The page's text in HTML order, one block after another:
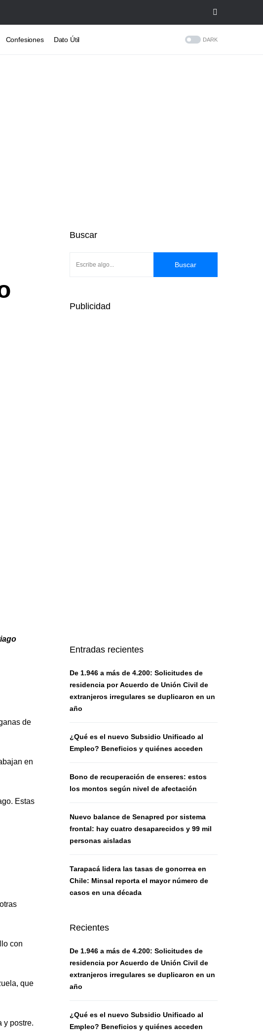
Confesiones Dato Útil DARK
de
en
Estas
con
que
y postre.
Buscar
Buscar
Publicidad
Entradas recientes
De 1.946 a más de 4.200: Solicitudes de
residencia por Acuerdo de Unión Civil de
extranjeros irregulares se duplicaron en un
año
¿Qué es el nuevo Subsidio Unificado al
Empleo? Beneficios y quiénes acceden
Bono de recuperación de enseres: estos
los montos según nivel de afectación
Nuevo balance de Senapred por sistema
frontal: hay cuatro desaparecidos y 99 mil
personas aisladas
Tarapacá lidera las tasas de gonorrea en
Chile: Minsal reporta el mayor número de
casos en una década
Recientes
De 1.946 a más de 4.200: Solicitudes de
residencia por Acuerdo de Unión Civil de
extranjeros irregulares se duplicaron en un
año
¿Qué es el nuevo Subsidio Unificado al
Empleo? Beneficios y quiénes acceden